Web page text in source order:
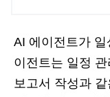
AI 에이전트가 일
이전트는 일정
보고서 작성과